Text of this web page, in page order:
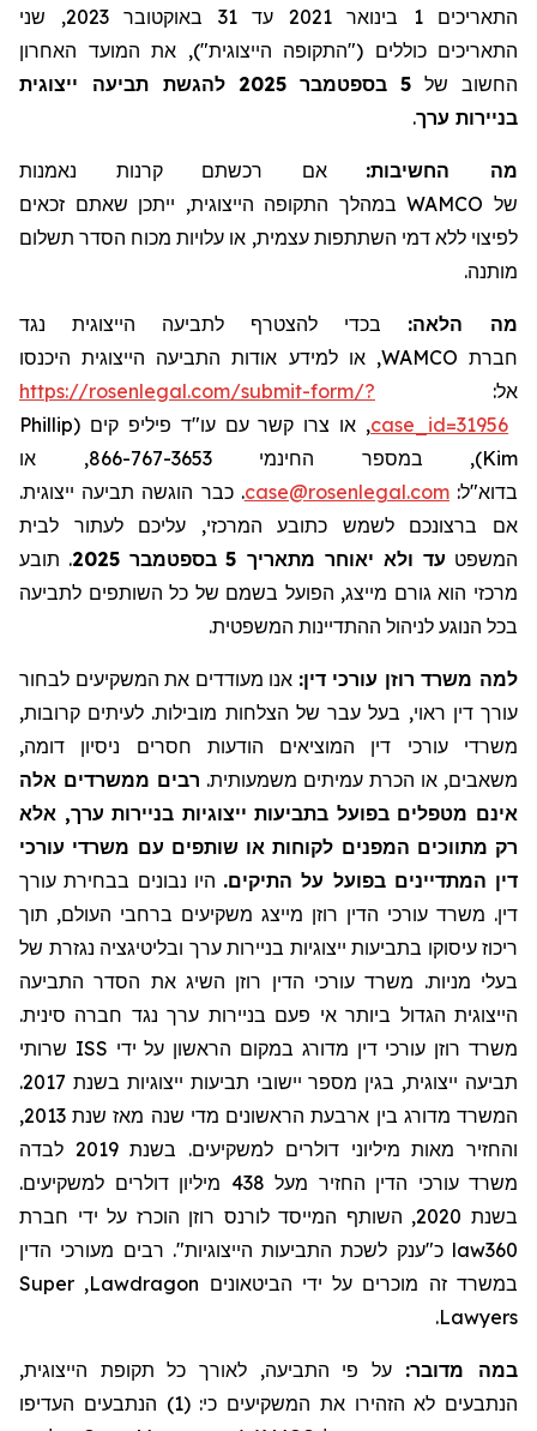
התאריכים1 בינואר 2021 עד31 באוקטובר 2023, שני
התאריכים כוללים ("התקופה הייצוגית"), את המועד האחרון
החשוב של 5 בספטמבר 2025 להגשת תביעה ייצוגית
בניירות ערך.
מה החשיבות: אם רכשתם
קרנות נאמנות
של WAMCOבמהלך התקופה הייצוגית, ייתכן שאתם זכאים
לפיצוי ללא דמי השתתפות עצמית, או עלויות מכוח הסדר תשלום
מותנה.
מה הלאה: בכדי להצטרף לתביעה הייצוגית נגד
חברת WAMCO, או למידע אודות התביעה הייצוגית היכנסו
אל: https://rosenlegal.com/submit-form/?
case_id=31956, או צרו קשר עם עו"ד פיליפ קים (Phillip
Kim
), במספר החינמי 866-767-3653, או
בדוא"ל:case@rosenlegal.com. כבר הוגשה תביעה ייצוגית.
אם ברצונכם לשמש כתובע המרכזי, עליכם לעתור לבית
המשפט עד ולא יאוחר מתאריך 5 בספטמבר 2025 . תובע
מרכזי הוא גורם מייצג, הפועל בשמם של כל השותפים לתביעה
בכל הנוגע לניהול ההתדיינות המשפטית.
למה משרד רוזן עורכי דין: אנו מעודדים את המשקיעים לבחור
עורך דין ראוי, בעל עבר של הצלחות מובילות. לעיתים קרובות,
משרדי עורכי דין המוציאים הודעות חסרים ניסיון דומה,
משאבים, או הכרת עמיתים משמעותית. רבים ממשרדים אלה
אינם מטפלים בפועל בתביעות ייצוגיות בניירות ערך, אלא
רק מתווכים המפנים לקוחות או שותפים עם משרדי עורכי
דין המתדיינים בפועל על התיקים. היו נבונים בבחירת עורך
דין. משרד עורכי הדין רוזן מייצג משקיעים ברחבי העולם, תוך
ריכוז עיסוקו בתביעות ייצוגיות בניירות ערך ובליטיגציה נגזרת של
בעלי מניות. משרד עורכי הדין רוזן השיג את הסדר התביעה
הייצוגית הגדול ביותר אי פעם בניירות ערך נגד חברה סינית.
משרד רוזן עורכי דין מדורג במקום הראשון על ידי ISS שרותי
תביעה ייצוגית, בגין מספר יישובי תביעות ייצוגיות בשנת 2017.
המשרד מדורג בין ארבעת הראשונים מדי שנה מאז שנת 2013,
והחזיר מאות מיליוני דולרים למשקיעים. בשנת 2019 לבדה
משרד עורכי הדין החזיר מעל
438 מיליון דולרים למשקיעים.
בשנת 2020, השותף המייסד לורנס רוזן הוכרז על ידי חברת
law360 כ"ענק לשכת התביעות הייצוגיות". רבים מעורכי הדין
במשרד זה מוכרים על ידי הביטאונים Lawdragon
,
Super
Lawyers
.
במה מדובר:על פי התביעה, לאורך כל תקופת הייצוגית,
הנתבעים לא הזהירו את המשקיעים כי: (1) הנתבעים העדיפו